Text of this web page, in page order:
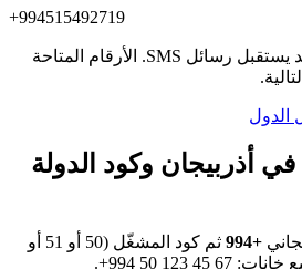
+994515492719
تم إيقاف هذا الرقم ولم يعد يستقبل رسائل SMS. الأرقام المتاحة
الدول
أذربيجان وكود الدولة
+994
ثم كود المشغّل (50 أو 51 أو
+994 50 123 45 67
.